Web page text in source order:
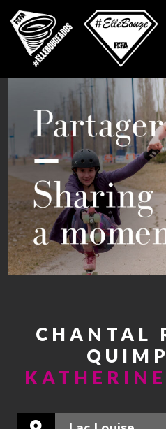
CHANTAL